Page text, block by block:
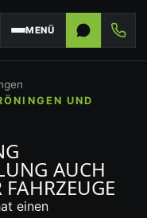
MENÜ
UND
AUCH
einen